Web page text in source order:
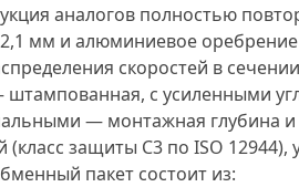
аналогов полностью
мм и алюминиевое оребрение
скоростей в
с усиленными
— монтажная глубина
(класс защиты C3 по ISO
пакет состоит из: